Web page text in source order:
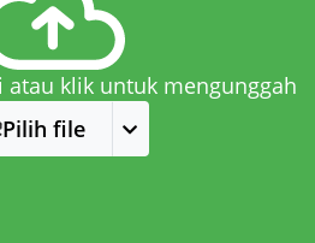
atau klik untuk mengunggah
Pilih file